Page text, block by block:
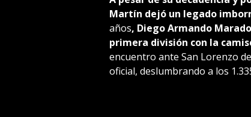
Martín dejó un legado
años, Diego Armando
primera división con la
encuentro ante San Lorenzo
oficial, deslumbrando a los